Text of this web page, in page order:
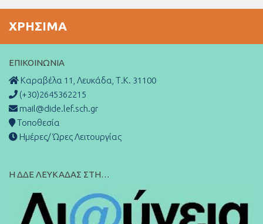
ΧΡΉΣΙΜΑ
ΕΠΙΚΟΙΝΩΝΊΑ
Καραβέλα 11, Λευκάδα, Τ.Κ. 31100
(+30)2645362215
mail@dide.lef.sch.gr
Τοποθεσία
Ημέρες/ Ώρες Λειτουργίας
Η ΔΔΕ ΛΕΥΚΑΔΑΣ ΣΤΗ…